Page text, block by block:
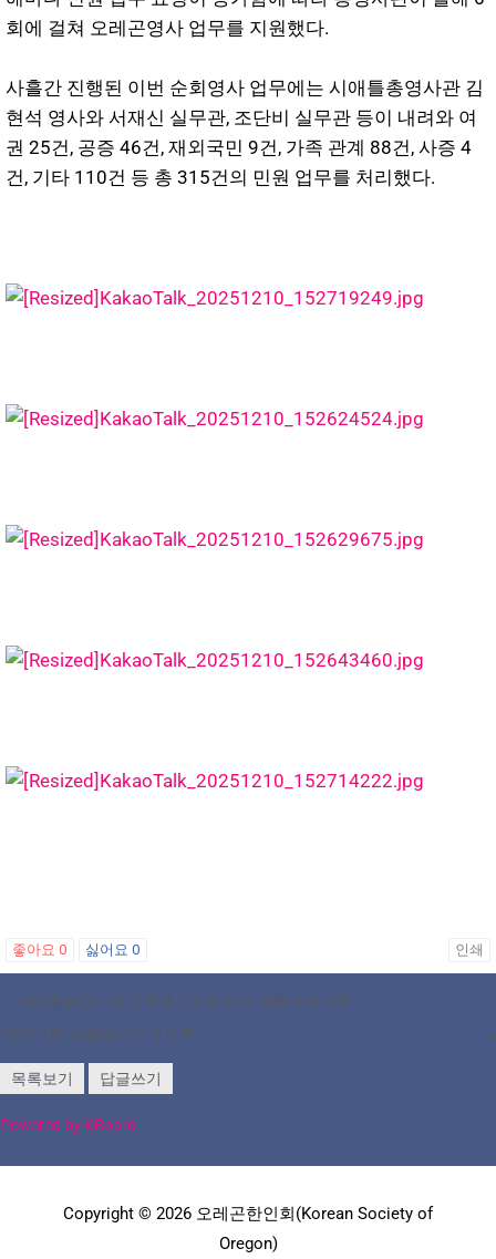
회에 걸쳐 오레곤영사 업무를 지원했다.
사흘간 진행된 이번 순회영사 업무에는 시애틀총영사관 김
현석 영사와 서재신 실무관, 조단비 실무관 등이 내려와 여
권 25건, 공증 46건, 재외국민 9건, 가족 관계 88건, 사증 4
건, 기타 110건 등 총 315건의 민원 업무를 처리했다.
좋아요 0 싫어요 0 인쇄
«
시애틀총영사관 포틀랜드순회영사 성황리에 마쳐
2026-1차 순회영사 안내업무
»
목록보기 답글쓰기
Powered by KBoard
Copyright © 2026 오레곤한인회(Korean Society of
Oregon)